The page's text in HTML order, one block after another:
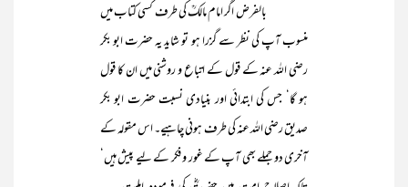
بالفرض اگر امام مالکؒ کی طرف کسی کتاب میں
منسوب آپ کی نظر سے گزرا ہو تو شاید یہ حضرت ابو بکر
رضی اللہ عنہ کے قول کے اتباع و روشنی میں ان کا قول
ہو گا‘ جس کی ابتدائی اور بنیادی نسبت حضرت ابو بکر
صدیق رضی اللہ عنہ کی طرف ہونی چاہیے۔ اس مقولہ کے
آخری دو جملے بھی آپ کے غور و فکر کے لیے پیش ہیں‘